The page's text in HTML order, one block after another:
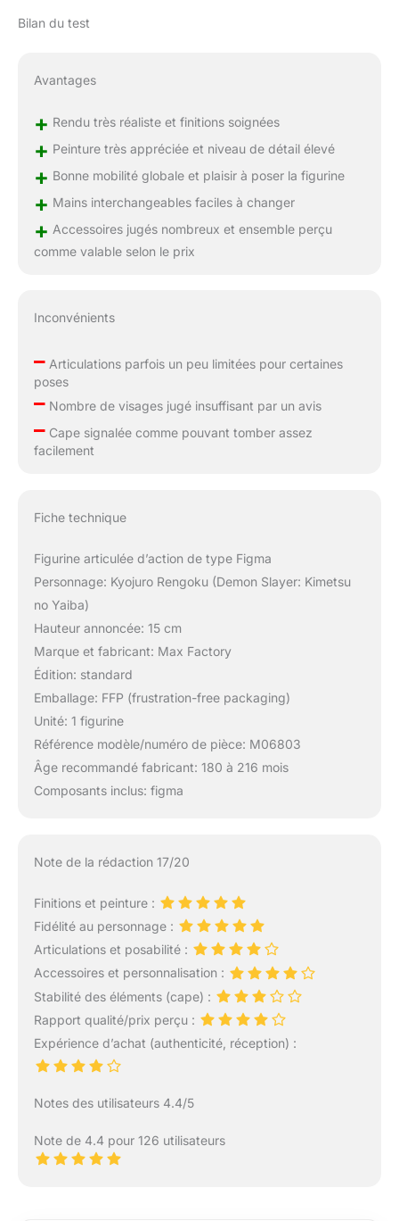
Bilan du test
Avantages
+ Rendu très réaliste et finitions soignées
+ Peinture très appréciée et niveau de détail élevé
+ Bonne mobilité globale et plaisir à poser la figurine
+ Mains interchangeables faciles à changer
+ Accessoires jugés nombreux et ensemble perçu
comme valable selon le prix
Inconvénients
–Articulations parfois un peu limitées pour certaines
poses
–Nombre de visages jugé insuffisant par un avis
–Cape signalée comme pouvant tomber assez
facilement
Fiche technique
Figurine articulée d’action de type Figma
Personnage: Kyojuro Rengoku (Demon Slayer: Kimetsu
no Yaiba)
Hauteur annoncée: 15 cm
Marque et fabricant: Max Factory
Édition: standard
Emballage: FFP (frustration-free packaging)
Unité: 1 figurine
Référence modèle/numéro de pièce: M06803
Âge recommandé fabricant: 180 à 216 mois
Composants inclus: figma
Note de la rédaction 17/20
Finitions et peinture :
Fidélité au personnage :
Articulations et posabilité :
Accessoires et personnalisation :
Stabilité des éléments (cape) :
Rapport qualité/prix perçu :
Expérience d’achat (authenticité, réception) :
Notes des utilisateurs 4.4/5
Note de 4.4 pour 126 utilisateurs